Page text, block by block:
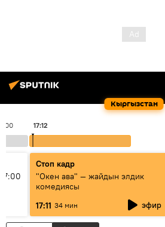
Кыргызстан
17:12
Стоп кадр
"Окен ава" — жайдын элдик
комедиясы
17:11 34 мин эфир